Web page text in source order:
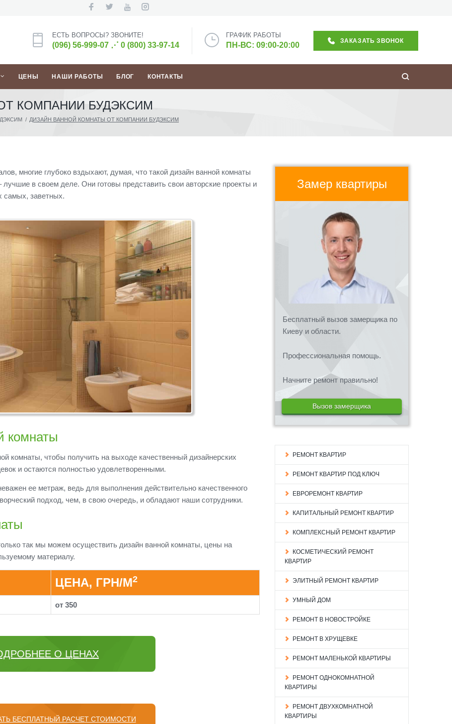
ЕСТЬ ВОПРОСЫ? ЗВОНИТЕ!
(096) 56-999-07⋰ 0 (800) 33-97-14
ГРАФИК РАБОТЫ
ПН-ВС: 09:00-20:00 ЗАКАЗАТЬ ЗВОНОК
ЦЕНЫ НАШИ РАБОТЫ БЛОГ КОНТАКТЫ
КОМПАНИИ БУДЭКСИМ
/ ДИЗАЙН ВАННОЙ КОМНАТЫ ОТ КОМПАНИИ БУДЭКСИМ
многие глубоко вздыхают, думая, что такой дизайн ванной комнаты
в своем деле. Они готовы представить свои авторские проекты и
самых, заветных.
комнаты
комнаты, чтобы получить на выходе качественный дизайнерских
и остаются полностью удовлетворенными.
ее метраж, ведь для выполнения действительно качественного
подход, чем, в свою очередь, и обладают наши сотрудники.
так мы можем осуществить дизайн ванной комнаты, цены на
материалу.
ЦЕНА, ГРН/М2
от 350
О ЦЕНАХ
БЕСПЛАТНЫЙ РАСЧЕТ СТОИМОСТИ
Замер квартиры
Бесплатный вызов замерщика по
Киеву и области.
Профессиональная помощь.
Начните ремонт правильно!
Вызов замерщика
РЕМОНТ КВАРТИР
РЕМОНТ КВАРТИР ПОД КЛЮЧ
ЕВРОРЕМОНТ КВАРТИР
КАПИТАЛЬНЫЙ РЕМОНТ КВАРТИР
КОМПЛЕКСНЫЙ РЕМОНТ КВАРТИР
КОСМЕТИЧЕСКИЙ РЕМОНТ
КВАРТИР
ЭЛИТНЫЙ РЕМОНТ КВАРТИР
УМНЫЙ ДОМ
РЕМОНТ В НОВОСТРОЙКЕ
РЕМОНТ В ХРУЩЕВКЕ
РЕМОНТ МАЛЕНЬКОЙ КВАРТИРЫ
РЕМОНТ ОДНОКОМНАТНОЙ
КВАРТИРЫ
РЕМОНТ ДВУХКОМНАТНОЙ
КВАРТИРЫ